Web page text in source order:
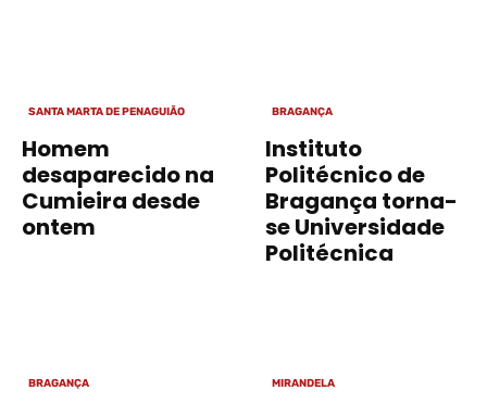
SANTA MARTA DE PENAGUIÃO
Homem
desaparecido na
Cumieira desde
ontem
BRAGANÇA
Instituto
Politécnico de
Bragança torna-
se Universidade
Politécnica
BRAGANÇA MIRANDELA